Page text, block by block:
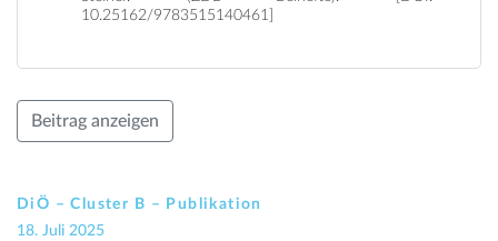
10.25162/9783515140461]
Beitrag anzeigen
DiÖ – Cluster B – Publikation
18. Juli 2025